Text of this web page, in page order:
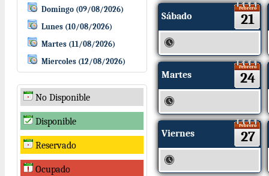
Domingo (09/08/2026)
Lunes (10/08/2026)
Martes (11/08/2026)
Miercoles (12/08/2026)
No Disponible
Disponible
Reservado
Ocupado
Sábado
Febrero
21
Martes
Febrero
24
Viernes
Febrero
27